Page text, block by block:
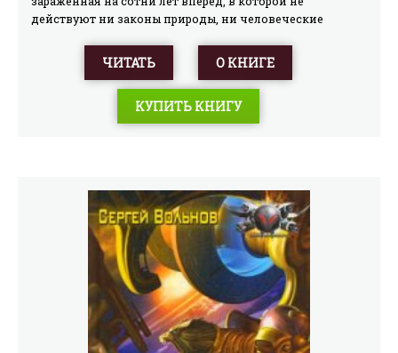
действуют ни законы природы, ни человеческие
Западной Конфедерацией и Российской империей.
Тюрьма для инакомыслящих и уголовников, полигон
для бесчеловечных экспериментов над людьми,
перевалочный пункт для торговцев оружием и
наркотиками, поле битвы между спецслужбами разных
отравленная, кровоточащая земля - родина для многих
тысяч выживших в катастрофе. Родина, которую они
готовы защищать до последнего вздоха. Это
единственный дом отважных людей, давно умерших
для всего остального мира. Их земля. Ничья земля
ЧИТАТЬ О КНИГЕ
КУПИТЬ КНИГУ